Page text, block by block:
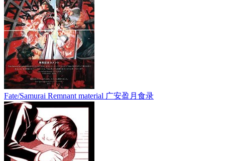
Fate/Samurai Remnant material 广安盈月食录